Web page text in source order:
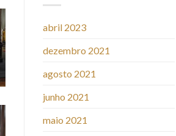
abril 2023
dezembro 2021
agosto 2021
junho 2021
maio 2021